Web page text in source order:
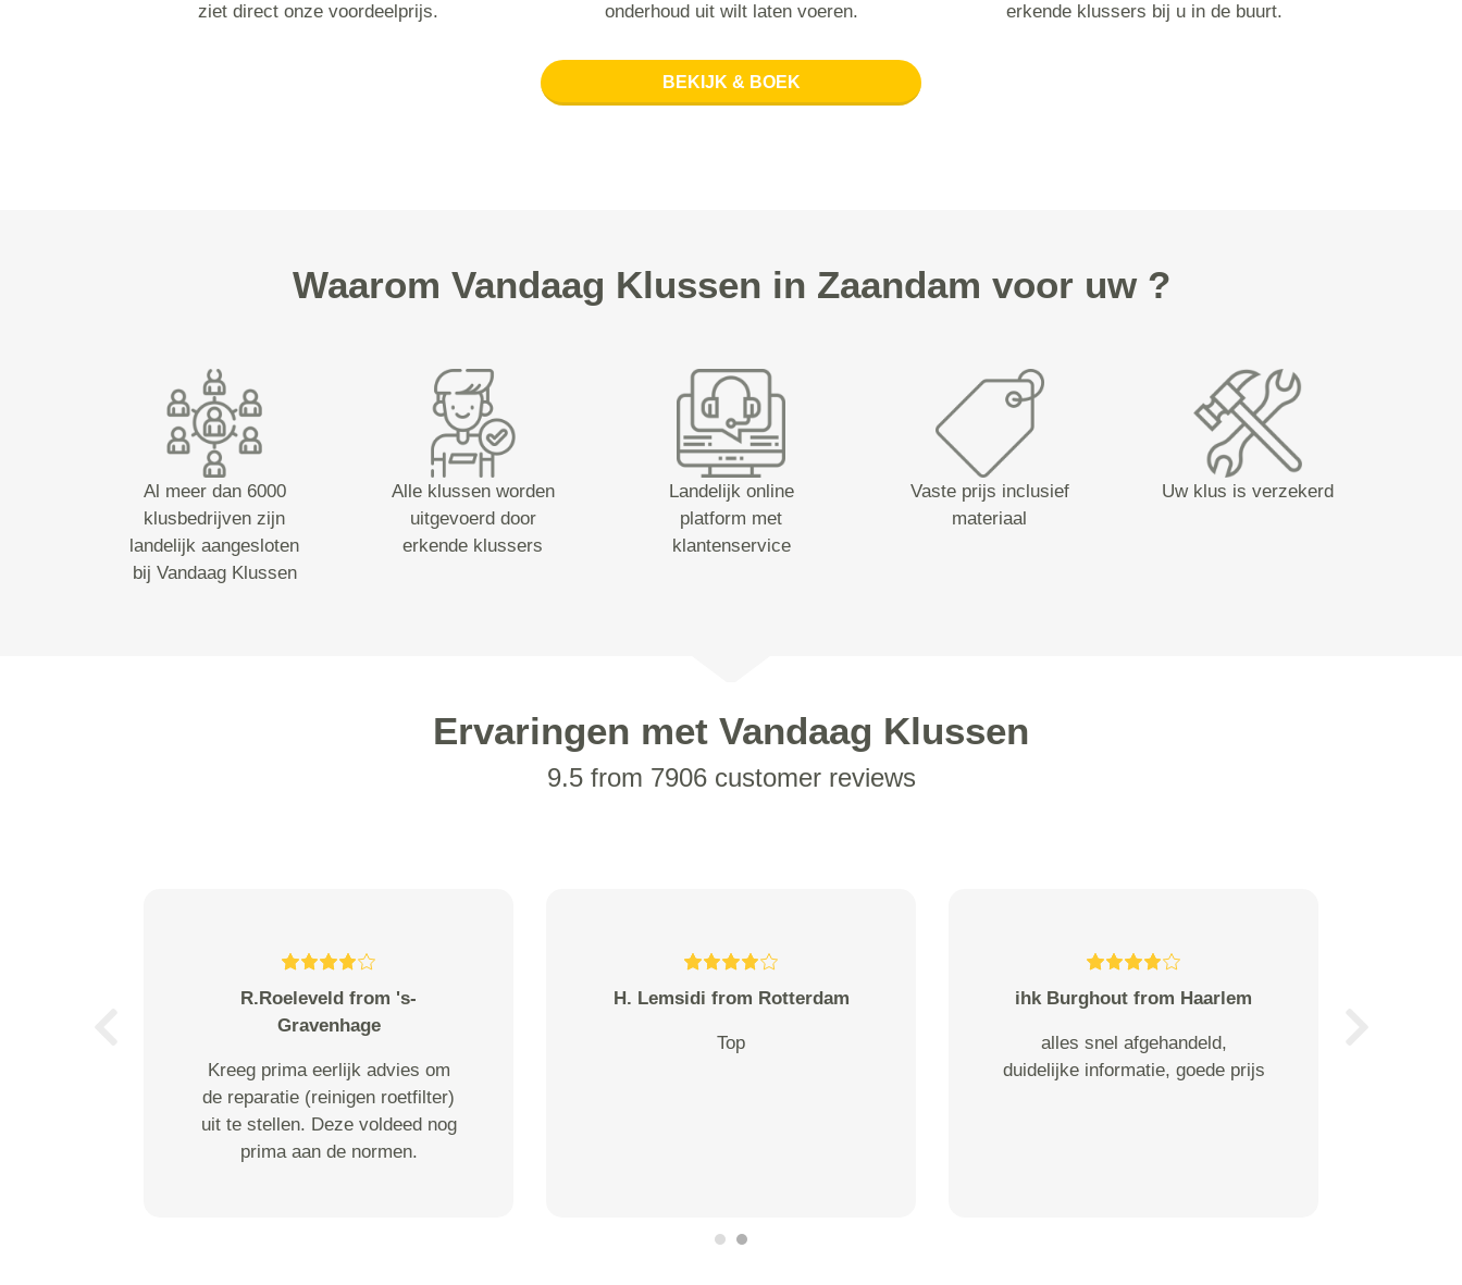
ziet direct onze voordeelprijs.
onderhoud uit wilt laten voeren.
erkende klussers bij u in de buurt.
BEKIJK & BOEK
Waarom Vandaag Klussen in Zaandam voor uw ?
Al meer dan 6000
klusbedrijven zijn
landelijk aangesloten
bij Vandaag Klussen
Alle klussen worden
uitgevoerd door
erkende klussers
Landelijk online
platform met
klantenservice
Vaste prijs inclusief
materiaal
Uw klus is verzekerd
Ervaringen met Vandaag Klussen
9.5 from 7906 customer reviews
R.Roeleveld from 's-
Gravenhage
Kreeg prima eerlijk advies om
de reparatie (reinigen roetfilter)
uit te stellen. Deze voldeed nog
prima aan de normen.
H. Lemsidi from Rotterdam
Top
ihk Burghout from Haarlem
alles snel afgehandeld,
duidelijke informatie, goede prijs